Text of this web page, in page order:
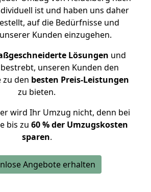
ist und haben uns daher
auf die Bedürfnisse und
Kunden einzugehen.
Lösungen und
unseren Kunden den
zu den besten Preis-Leistungen
zu bieten.
wird Ihr Umzug nicht, denn bei
bis zu 60 % der Umzugskosten
sparen.
Angebote erhalten